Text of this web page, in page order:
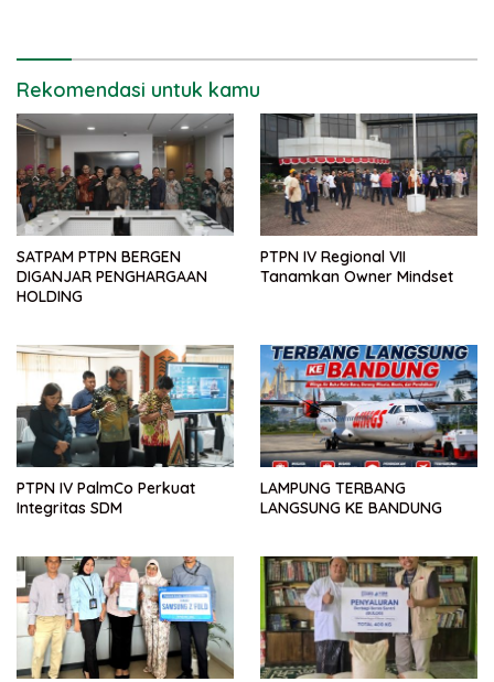
Rekomendasi untuk kamu
SATPAM PTPN BERGEN
DIGANJAR PENGHARGAAN
HOLDING
PTPN IV Regional VII
Tanamkan Owner Mindset
PTPN IV PalmCo Perkuat
Integritas SDM
LAMPUNG TERBANG
LANGSUNG KE BANDUNG